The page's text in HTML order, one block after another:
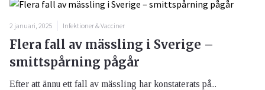
2 januari, 2025 Infektioner & Vacciner
Flera fall av mässling i Sverige –
smittspårning pågår
Efter att ännu ett fall av mässling har konstaterats på...